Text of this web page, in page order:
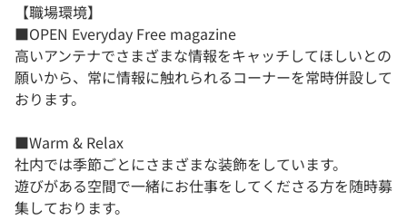
【職場環境】
■OPEN Everyday Free magazine
高いアンテナでさまざまな情報をキャッチしてほしいとの
願いから、常に情報に触れられるコーナーを常時併設して
おります。
■Warm & Relax
社内では季節ごとにさまざまな装飾をしています。
遊びがある空間で一緒にお仕事をしてくださる方を随時募
集しております。